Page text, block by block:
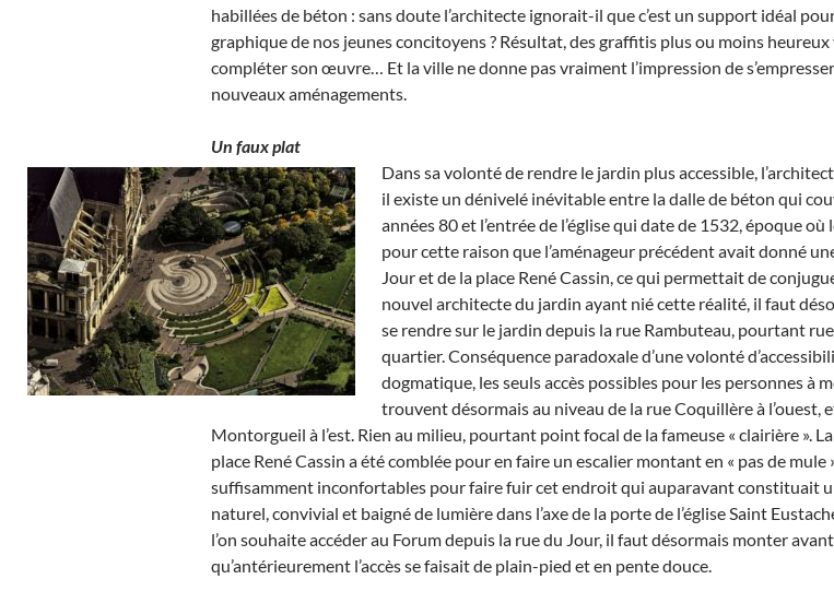
habillées de béton : sans doute l’architecte ignorait-il que c’est un support idéal
graphique de nos jeunes concitoyens ? Résultat, des graffitis plus ou moins
compléter son œuvre… Et la ville ne donne pas vraiment l’impression de
nouveaux aménagements.
Un faux plat
Dans sa volonté de rendre le jardin plus accessible,
il existe un dénivelé inévitable entre la dalle de béton qui
années 80 et l’entrée de l’église qui date de 1532, époque
pour cette raison que l’aménageur précédent avait donné
Jour et de la place René Cassin, ce qui permettait de
nouvel architecte du jardin ayant nié cette réalité, il faut
se rendre sur le jardin depuis la rue Rambuteau, pourtant
quartier. Conséquence paradoxale d’une volonté
dogmatique, les seuls accès possibles pour les personnes à
trouvent désormais au niveau de la rue Coquillère à l’ouest,
Montorgueil à l’est. Rien au milieu, pourtant point focal de la fameuse « clairière ».
place René Cassin a été comblée pour en faire un escalier montant en « pas de mule
suffisamment inconfortables pour faire fuir cet endroit qui auparavant constituait
naturel, convivial et baigné de lumière dans l’axe de la porte de l’église Saint
l’on souhaite accéder au Forum depuis la rue du Jour, il faut désormais monter
qu’antérieurement l’accès se faisait de plain-pied et en pente douce.